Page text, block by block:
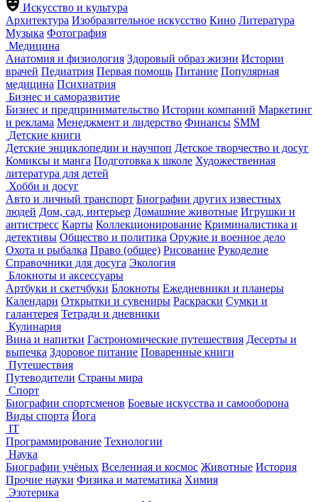
Искусство и культура
Архитектура Изобразительное искусство Кино Литература
Музыка Фотография
Медицина
Анатомия и физиология Здоровый образ жизни Истории
врачей Педиатрия Первая помощь Питание Популярная
медицина Психиатрия
Бизнес и саморазвитие
Бизнес и предпринимательство Истории компаний Маркетинг
и реклама Менеджмент и лидерство Финансы SMM
Детские книги
Детские энциклопедии и научпоп Детское творчество и досуг
Комиксы и манга Подготовка к школе Художественная
литература для детей
Хобби и досуг
Авто и личный транспорт Биографии других известных
людей Дом, сад, интерьер Домашние животные Игрушки и
антистресс Карты Коллекционирование Криминалистика и
детективы Общество и политика Оружие и военное дело
Охота и рыбалка Право (общее) Рисование Рукоделие
Справочники для досуга Экология
Блокноты и аксессуары
Артбуки и скетчбуки Блокноты Ежедневники и планеры
Календари Открытки и сувениры Раскраски Сумки и
галантерея Тетради и дневники
Кулинария
Вина и напитки Гастрономические путешествия Десерты и
выпечка Здоровое питание Поваренные книги
Путешествия
Путеводители Страны мира
Спорт
Биографии спортсменов Боевые искусства и самооборона
Виды спорта Йога
IT
Программирование Технологии
Наука
Биографии учёных Вселенная и космос Животные История
Прочие науки Физика и математика Химия
Эзотерика